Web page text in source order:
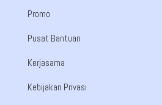
Promo
Pusat Bantuan
Kerjasama
Kebijakan Privasi